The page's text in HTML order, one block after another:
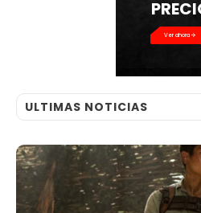
Ver ahora
ULTIMAS NOTICIAS